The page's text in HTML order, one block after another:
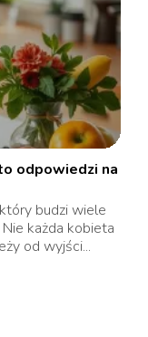
odpowiedzi na
budzi wiele
każda kobieta
od wyjści...